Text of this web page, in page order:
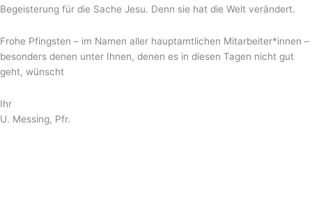
Begeisterung für die Sache Jesu. Denn sie hat die Welt verändert.
Frohe Pfingsten – im Namen aller hauptamtlichen Mitarbeiter*innen –
besonders denen unter Ihnen, denen es in diesen Tagen nicht gut
geht, wünscht
Ihr
U. Messing, Pfr.